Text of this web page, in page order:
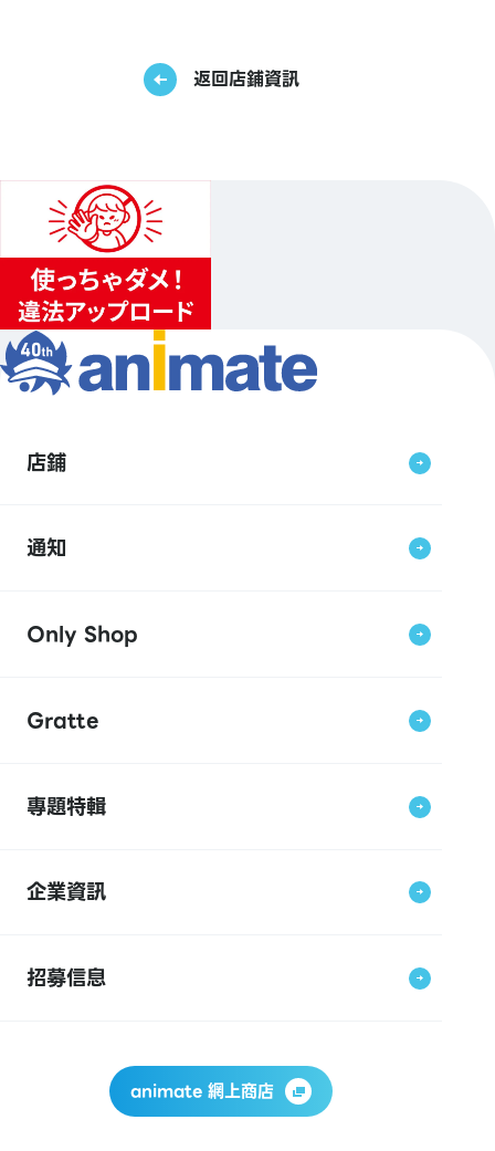
返回店鋪資訊
店鋪
通知
Only Shop
Gratte
專題特輯
企業資訊
招募信息
animate 網上商店